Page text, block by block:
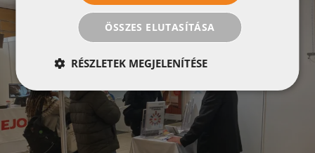
ÖSSZES ELUTASÍTÁSA
RÉSZLETEK MEGJELENÍTÉSE